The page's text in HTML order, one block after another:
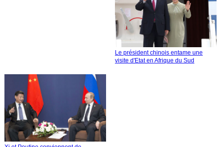
Le président chinois entame une
visite d'Etat en Afrique du Sud